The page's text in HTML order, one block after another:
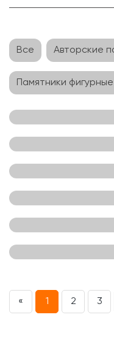
Все Авторские
Памятники фигурные
« 1 2 3